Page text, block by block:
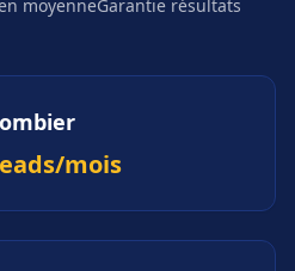
moyenneGarantie résultats
mois